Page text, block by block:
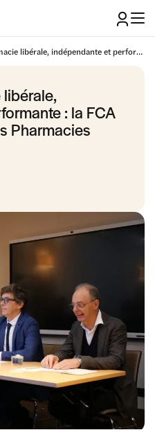
Pour une pharmacie libérale, indépendante et performante : la FCA crée son Collège des Pharmacies
: la FCA
Pharmacies